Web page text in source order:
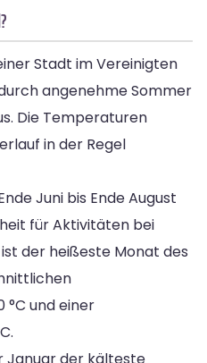
Stadt im Vereinigten
angenehme Sommer
Die Temperaturen
in der Regel
Juni bis Ende August
für Aktivitäten bei
der heißeste Monat des
und einer
Januar der kälteste